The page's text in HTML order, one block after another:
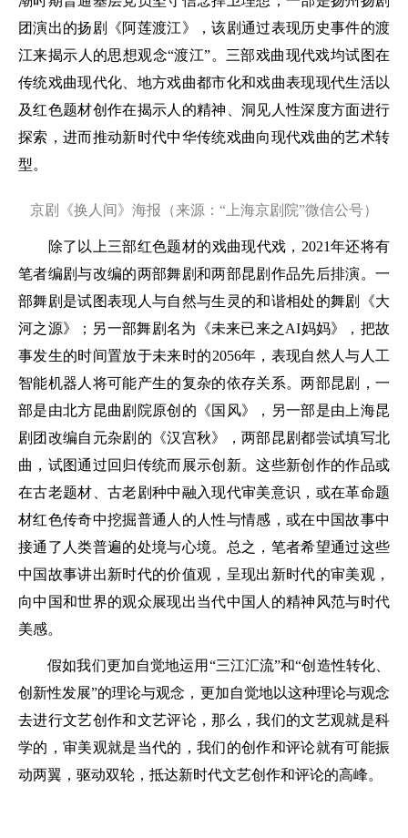
团演出的扬剧《阿莲渡江》，该剧通过表现历史事件的渡
江来揭示人的思想观念“渡江”。三部戏曲现代戏均试图在
传统戏曲现代化、地方戏曲都市化和戏曲表现现代生活以
及红色题材创作在揭示人的精神、洞见人性深度方面进行
探索，进而推动新时代中华传统戏曲向现代戏曲的艺术转
型。
京剧《换人间》海报（来源：“上海京剧院”微信公号）
除了以上三部红色题材的戏曲现代戏，2021年还将有
笔者编剧与改编的两部舞剧和两部昆剧作品先后排演。一
部舞剧是试图表现人与自然与生灵的和谐相处的舞剧《大
河之源》；另一部舞剧名为《未来已来之AI妈妈》，把故
事发生的时间置放于未来时的2056年，表现自然人与人工
智能机器人将可能产生的复杂的依存关系。两部昆剧，一
部是由北方昆曲剧院原创的《国风》，另一部是由上海昆
剧团改编自元杂剧的《汉宫秋》，两部昆剧都尝试填写北
曲，试图通过回归传统而展示创新。这些新创作的作品或
在古老题材、古老剧种中融入现代审美意识，或在革命题
材红色传奇中挖掘普通人的人性与情感，或在中国故事中
接通了人类普遍的处境与心境。总之，笔者希望通过这些
中国故事讲出新时代的价值观，呈现出新时代的审美观，
向中国和世界的观众展现出当代中国人的精神风范与时代
美感。
假如我们更加自觉地运用“三江汇流”和“创造性转化、
创新性发展”的理论与观念，更加自觉地以这种理论与观念
去进行文艺创作和文艺评论，那么，我们的文艺观就是科
学的，审美观就是当代的，我们的创作和评论就有可能振
动两翼，驱动双轮，抵达新时代文艺创作和评论的高峰。